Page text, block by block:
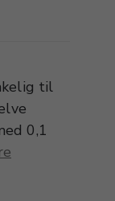
til
0,1